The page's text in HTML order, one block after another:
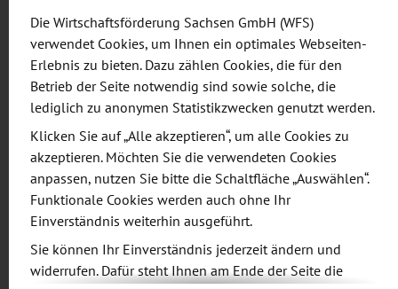
Zur World Health Expo treffen sich Aussteller und
Besucher aus nahezu allen Regionen der Welt. Es
werden mehr als 4.500 Aussteller aus über 150
Ländern erwartet. Die Messe zeichnet sich durch
einen besonders hohen Anteil an Entscheidern vor
Ort aus.
Ihre Vorteile am Gemeinschaftsstand sind unter
komplette Messeplanung und -vorbereitung
Die Wirtschaftsförderung Sachsen GmbH (WFS)
verwendet Cookies, um Ihnen ein optimales Webseiten-
Erlebnis zu bieten. Dazu zählen Cookies, die für den
Betrieb der Seite notwendig sind sowie solche, die
lediglich zu anonymen Statistikzwecken genutzt werden.
Klicken Sie auf „Alle akzeptieren“, um alle Cookies zu
akzeptieren. Möchten Sie die verwendeten Cookies
anpassen, nutzen Sie bitte die Schaltfläche „Auswählen“.
Funktionale Cookies werden auch ohne Ihr
Einverständnis weiterhin ausgeführt.
Sie können Ihr Einverständnis jederzeit ändern und
widerrufen. Dafür steht Ihnen am Ende der Seite die